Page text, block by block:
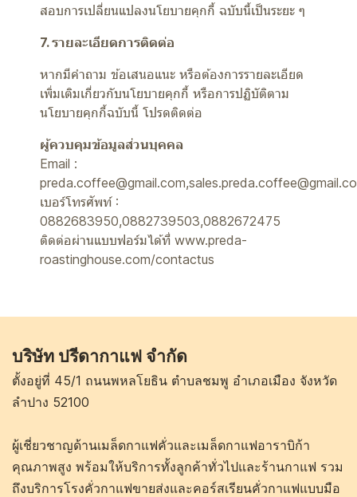
สอบการเปลี่ยนแปลงนโยบายคุกกี้ ฉบับนี้เป็นระยะ ๆ
7. รายละเอียดการติดต่อ
หากมีคำถาม ข้อเสนอแนะ หรือต้องการรายละเอียด
เพิ่มเติมเกี่ยวกับนโยบายคุกกี้ หรือการปฏิบัติตาม
นโยบายคุกกี้ฉบับนี้ โปรดติดต่อ
ผู้ควบคุมข้อมูลส่วนบุคคล
Email :
เบอร์โทรศัพท์ :
0882683950,0882739503,0882672475
ติดต่อผ่านแบบฟอร์มได้ที่ www.preda-
roastinghouse.com/contactus
บริษัท ปรีดากาแฟ จำกัด
ตั้งอยู่ที่ 45/1 ถนนพหลโยธิน ตำบลชมพู อำเภอเมือง จังหวัด
ลำปาง 52100
ผู้เชี่ยวชาญด้านเมล็ดกาแฟคั่วและเมล็ดกาแฟอาราบิก้า
คุณภาพสูง พร้อมให้บริการทั้งลูกค้าทั่วไปและร้านกาแฟ รวม
ถึงบริการโรงคั่วกาแฟขายส่งและคอร์สเรียนคั่วกาแฟแบบมือ